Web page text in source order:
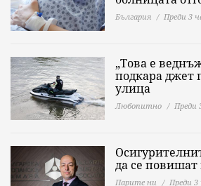
България Преди 3
„Това е
подкара джет
улица
Любопитно Преди
да се повишат
Парите ни Преди 3